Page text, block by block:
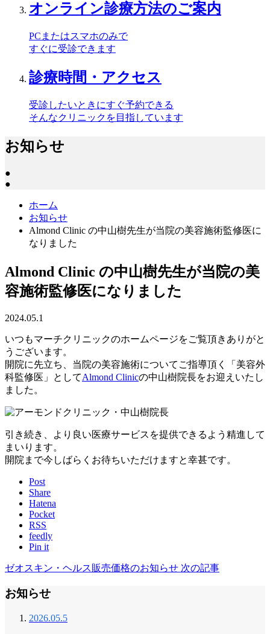
オンライン診療方法のご案内
PCまたはスマホのみで
すぐに受診できます
診療時間・アクセス
受診したいときにすぐ予約できる
そんなクリニックを目指しています
お知らせ
●
●
ホーム
お知らせ
Almond Clinic の中山樹先生が当院の美容施術監修医に
なりました
Almond Clinic の中山樹先生が当院の美
容施術監修医になりました
2024.05.1
いつもマーチクリニックのホームページをご覧頂きありがと
うございます。
開院に先立ち、当院の美容施術についてご指導頂く「美容外
科監修医」としてAlmond Clinicの中山樹院長をお迎えいたし
ました。
引き続き、より良い医療サービスを提供できるよう精進して
まいります。
開院まで今しばらくお待ちいただけますと幸甚です。
Post
Share
Hatena
Pocket
RSS
feedly
Pin it
ゼオスキン・ヘルス販売価格のお知らせ 次の記事
お知らせ
2026.05.5